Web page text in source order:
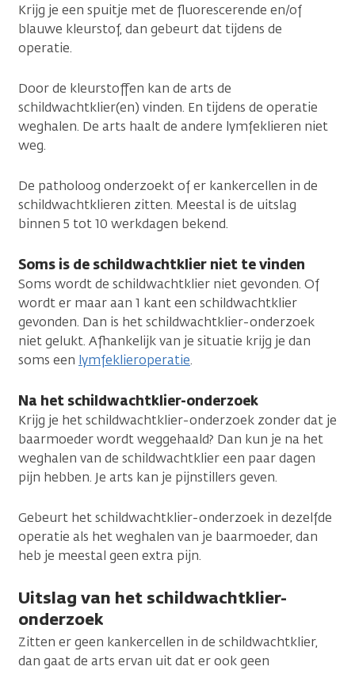
Krijg je een spuitje met de fluorescerende en/of
blauwe kleurstof, dan gebeurt dat tijdens de
operatie.
Door de kleurstoffen kan de arts de
schildwachtklier(en) vinden. En tijdens de operatie
weghalen. De arts haalt de andere lymfeklieren niet
weg.
De patholoog onderzoekt of er kankercellen in de
schildwachtklieren zitten. Meestal is de uitslag
binnen 5 tot 10 werkdagen bekend.
Soms is de schildwachtklier niet te vinden
Soms wordt de schildwachtklier niet gevonden. Of
wordt er maar aan 1 kant een schildwachtklier
gevonden. Dan is het schildwachtklier-onderzoek
niet gelukt. Afhankelijk van je situatie krijg je dan
soms een lymfeklieroperatie.
Na het schildwachtklier-onderzoek
Krijg je het schildwachtklier-onderzoek zonder dat je
baarmoeder wordt weggehaald? Dan kun je na het
weghalen van de schildwachtklier een paar dagen
pijn hebben. Je arts kan je pijnstillers geven.
Gebeurt het schildwachtklier-onderzoek in dezelfde
operatie als het weghalen van je baarmoeder, dan
heb je meestal geen extra pijn.
Uitslag van het schildwachtklier-
onderzoek
Zitten er geen kankercellen in de schildwachtklier,
dan gaat de arts ervan uit dat er ook geen